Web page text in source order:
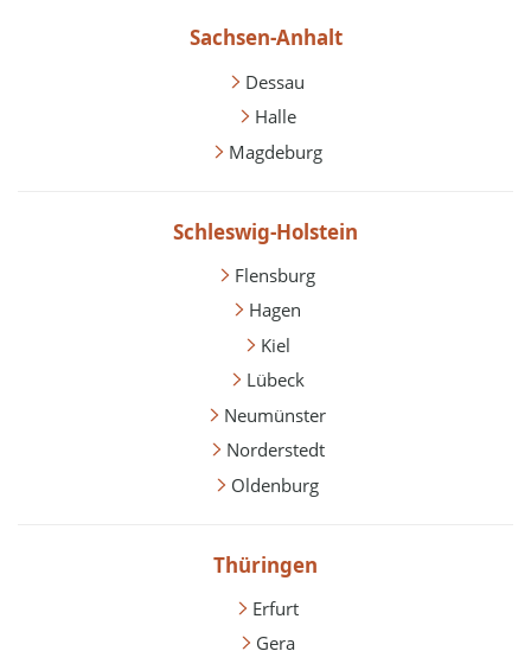
Sachsen-Anhalt
Dessau
Halle
Magdeburg
Schleswig-Holstein
Flensburg
Hagen
Kiel
Lübeck
Neumünster
Norderstedt
Oldenburg
Thüringen
Erfurt
Gera